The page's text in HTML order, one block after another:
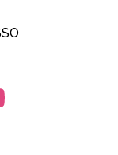
le compte
Lien vers la chaîne